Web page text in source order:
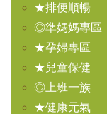
★排便順暢
◎準媽媽專區
★孕婦專區
★兒童保健
◎上班一族
★健康元氣